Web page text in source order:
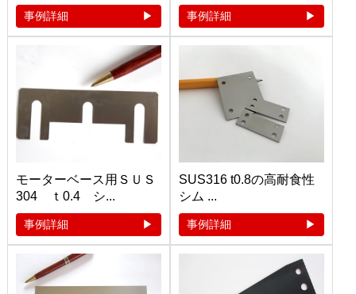
事例詳細 事例詳細
モーターベース用ＳＵＳ
304 ｔ0.4 シ...
事例詳細
SUS316 t0.8の高耐食性
シム ...
事例詳細